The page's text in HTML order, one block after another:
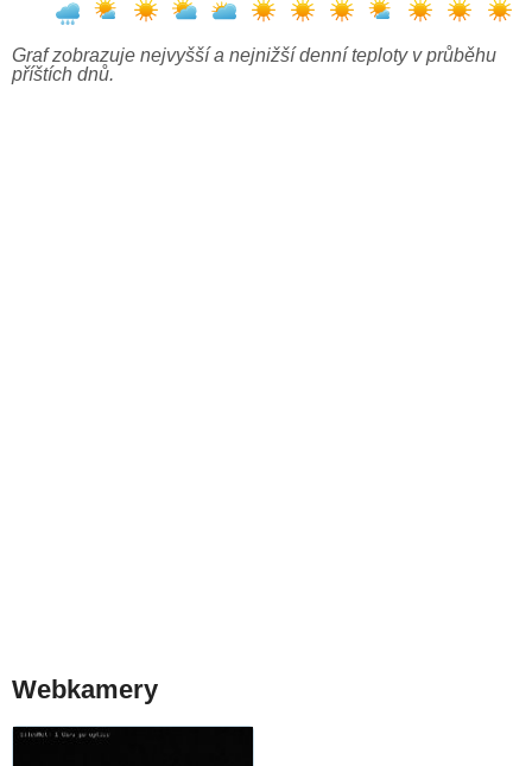
Graf zobrazuje nejvyšší a nejnižší denní teploty v průběhu
příštích dnů.
Webkamery